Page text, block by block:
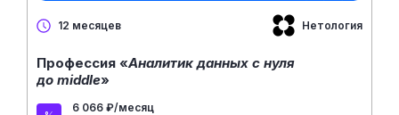
12 месяцев Нетология
Профессия «Аналитик данных с нуля
до middle»
6 066 ₽/месяц